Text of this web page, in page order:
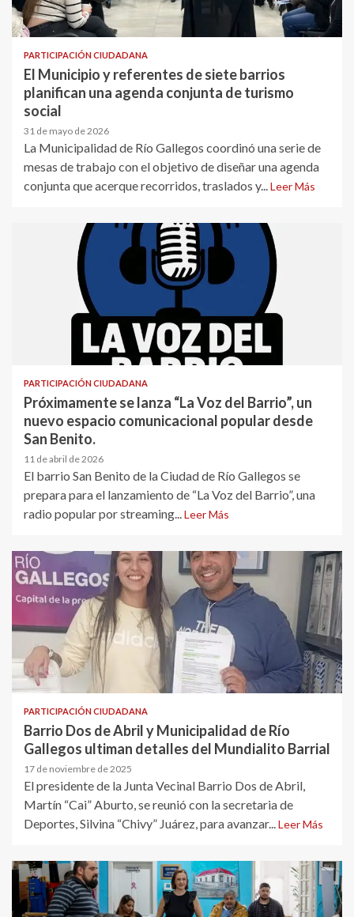
PARTICIPACIÓN CIUDADANA
El Municipio y referentes de siete barrios
planifican una agenda conjunta de turismo
social
31 de mayo de 2026
La Municipalidad de Río Gallegos coordinó una serie de
mesas de trabajo con el objetivo de diseñar una agenda
conjunta que acerque recorridos, traslados y...Leer Más
PARTICIPACIÓN CIUDADANA
Próximamente se lanza “La Voz del Barrio”, un
nuevo espacio comunicacional popular desde
San Benito.
11 de abril de 2026
El barrio San Benito de la Ciudad de Río Gallegos se
prepara para el lanzamiento de “La Voz del Barrio”, una
radio popular por streaming...Leer Más
PARTICIPACIÓN CIUDADANA
Barrio Dos de Abril y Municipalidad de Río
Gallegos ultiman detalles del Mundialito Barrial
17 de noviembre de 2025
El presidente de la Junta Vecinal Barrio Dos de Abril,
Martín “Cai” Aburto, se reunió con la secretaria de
Deportes, Silvina “Chivy” Juárez, para avanzar...Leer Más